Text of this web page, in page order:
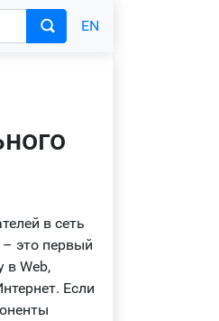
EN
в сеть
это первый
в Web,
Если